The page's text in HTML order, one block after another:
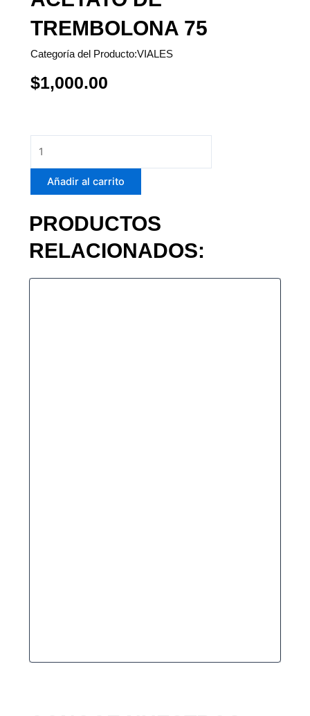
TREMBOLONA 75
Categoría del Producto:VIALES
$1,000.00
de
Trembolona
75
Añadir al carrito
PRODUCTOS
RELACIONADOS: